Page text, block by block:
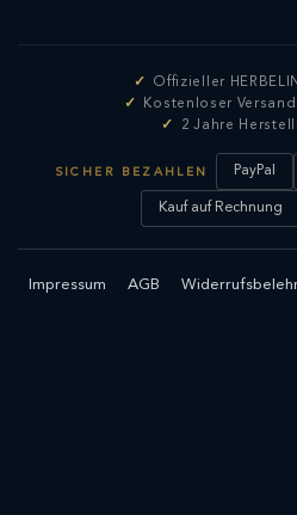
Offizieller
Kostenloser
2 Jahre
SICHER BEZAHLEN PayPal
Kauf auf Rechnung
Impressum AGB